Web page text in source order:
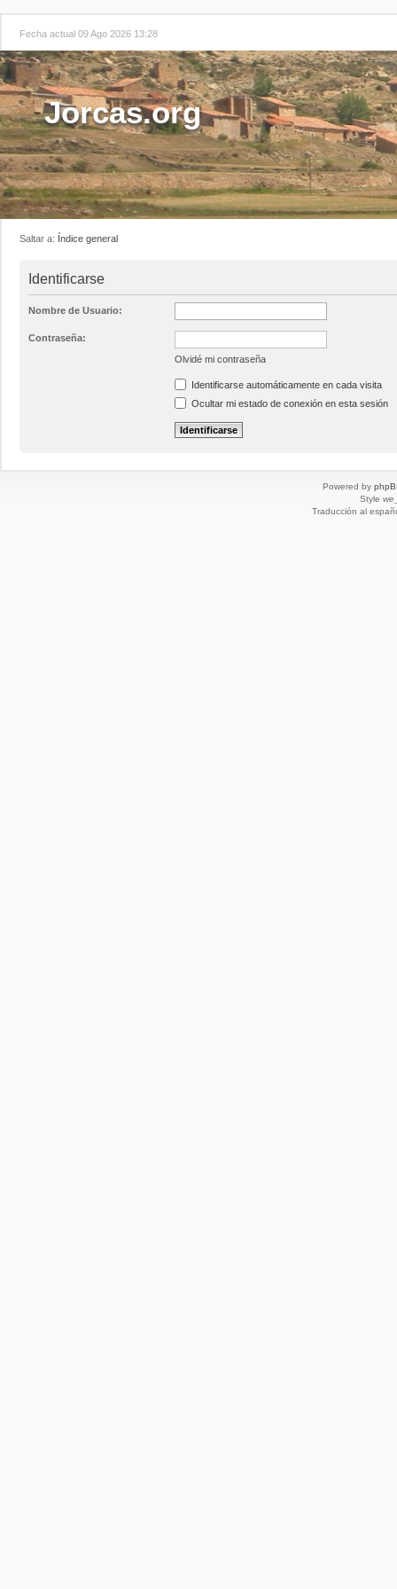
Fecha actual 09 Ago 2026 13:28
Jorcas.org
Saltar a: Índice general
Identificarse
Nombre de Usuario:
Contraseña:
Olvidé mi contraseña
Identificarse automáticamente en cada visita
Ocultar mi estado de conexión en esta sesión
Powered by
Style
Traducción al